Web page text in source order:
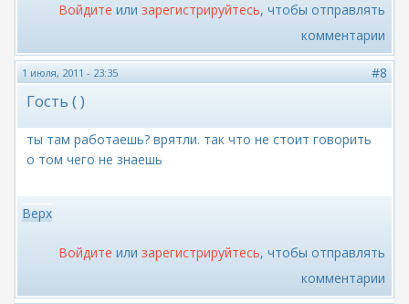
Войдите или зарегистрируйтесь, чтобы отправлять
комментарии
1 июля, 2011 - 23:35 #8
Гость ( )
ты там работаешь? врятли. так что не стоит говорить
о том чего не знаешь
Верх
Войдите или зарегистрируйтесь, чтобы отправлять
комментарии